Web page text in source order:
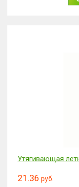
Утягивающая
21.36 руб.